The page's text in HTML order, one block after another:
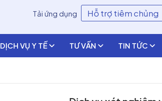
Tải ứng dụng Hỗ trợ tiêm chủng
DỊCH VỤ Y TẾ TƯ VẤN TIN TỨC